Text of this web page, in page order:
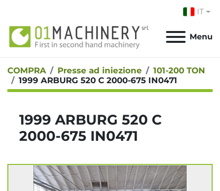
IT
Menu
COMPRA Presse ad iniezione
101-200 TON
1999 ARBURG 520 C 2000-675 IN0471
1999 ARBURG 520 C
2000-675 IN0471